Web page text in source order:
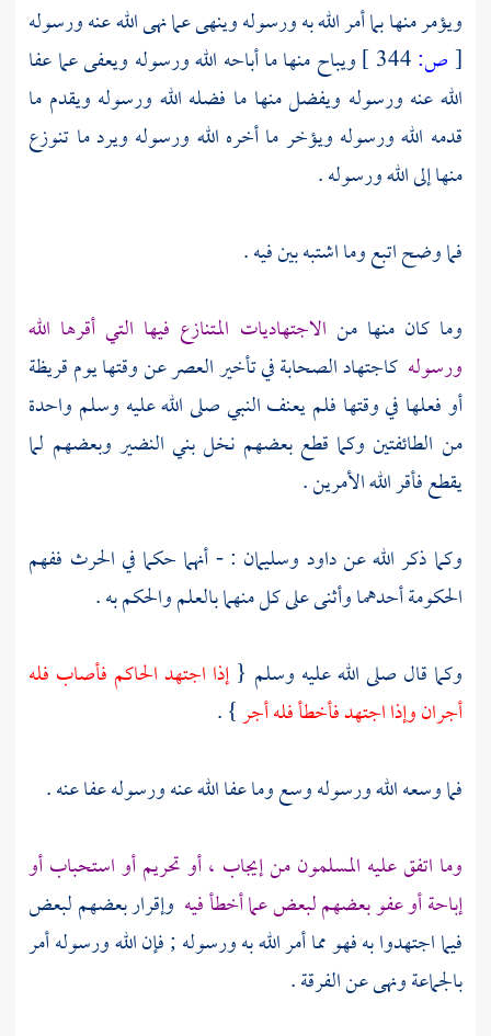
ويؤمر منها بما أمر الله به ورسوله وينهى عما نهى الله عنه ورسوله
[ص:
ويباح منها ما أباحه الله ورسوله ويعفى عما عفا
الله عنه ورسوله ويفضل منها ما فضله الله ورسوله ويقدم ما
قدمه الله ورسوله ويؤخر ما أخره الله ورسوله ويرد ما تنوزع
منها إلى الله ورسوله .
فما وضح اتبع وما اشتبه بين فيه .
وما كان منها من الاجتهاديات المتنازع فيها التي أقرها الله
ورسوله كاجتهادالصحابةفي تأخير العصر عن وقتها يومقريظة
أو فعلها في وقتها فلم يعنف النبي صلى الله عليه وسلم واحدة
من الطائفتين وكما قطع بعضهم نخلبني النضير وبعضهم لما
يقطع فأقر الله الأمرين .
وكما ذكر الله عنداود وسليمان : - أنهما حكما في الحرث ففهم
الحكومة أحدهما وأثنى على كل منهما بالعلم والحكم به .
وكما قال صلى الله عليه وسلم {إذا اجتهد الحاكم فأصاب فله
أجران وإذا اجتهد فأخطأ فله أجر} .
فما وسعه الله ورسوله وسع وما عفا الله عنه ورسوله عفا عنه .
وما اتفق عليه المسلمون من إيجاب ، أو تحريم أو استحباب أو
إباحة أو عفو بعضهم لبعض عما أخطأ فيه وإقرار بعضهم لبعض
فيما اجتهدوا به فهو مما أمر الله به ورسوله ; فإن الله ورسوله أمر
بالجماعة ونهى عن الفرقة .